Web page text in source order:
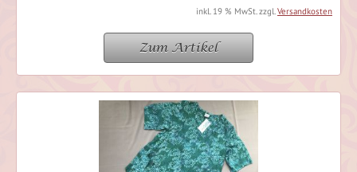
inkl. 19 % MwSt. zzgl.Versandkosten
Zum Artikel